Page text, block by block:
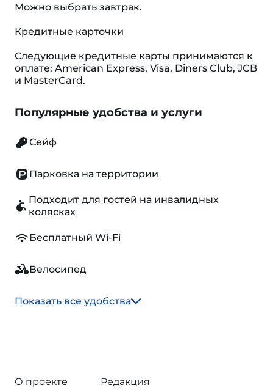
Можно выбрать завтрак.
Кредитные карточки
Следующие кредитные карты принимаются к
оплате: American Express, Visa, Diners Club, JCB
и MasterCard.
Популярные удобства и услуги
Сейф
Парковка на территории
Подходит для гостей на инвалидных
колясках
Бесплатный Wi-Fi
Велосипед
Показать все удобства
О проекте
Редакция